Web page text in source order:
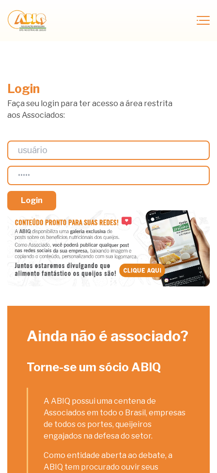
Login
Faça seu login para ter acesso a área restrita
aos Associados:
Ainda não é associado?
Torne-se um sócio ABIQ
A ABIQ possui uma centena de
Associados em todo o Brasil, empresas
de todos os portes, queijeiros
engajados na defesa do setor.
Como entidade aberta ao debate, a
ABIQ tem procurado ouvir seus